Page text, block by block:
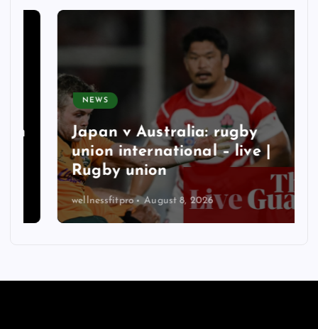
NEWS
Japan v Australia: rugby
union international – live |
Rugby union
wellnessfitpro August 8, 2026